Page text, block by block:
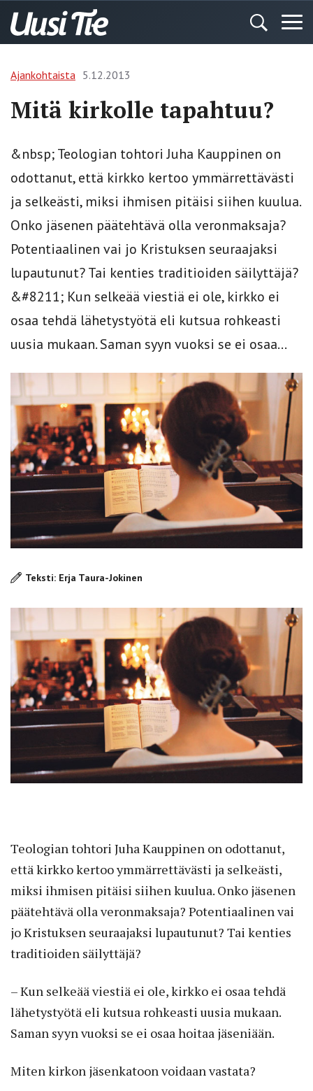
Ajankohtaista 5.12.2013
Mitä kirkolle tapahtuu?
&nbsp; Teologian tohtori Juha Kauppinen on
odottanut, että kirkko kertoo ymmärrettävästi
ja selkeästi, miksi ihmisen pitäisi siihen kuulua.
Onko jäsenen päätehtävä olla veronmaksaja?
Potentiaalinen vai jo Kristuksen seuraajaksi
lupautunut? Tai kenties traditioiden säilyttäjä?
&#8211; Kun selkeää viestiä ei ole, kirkko ei
osaa tehdä lähetystyötä eli kutsua rohkeasti
uusia mukaan. Saman syyn vuoksi se ei osaa...
Teksti: Erja Taura-Jokinen
Teologian tohtori Juha Kauppinen on odottanut,
että kirkko kertoo ymmärrettävästi ja selkeästi,
miksi ihmisen pitäisi siihen kuulua. Onko jäsenen
päätehtävä olla veronmaksaja? Potentiaalinen vai
jo Kristuksen seuraajaksi lupautunut? Tai kenties
traditioiden säilyttäjä?
– Kun selkeää viestiä ei ole, kirkko ei osaa tehdä
lähetystyötä eli kutsua rohkeasti uusia mukaan.
Saman syyn vuoksi se ei osaa hoitaa jäseniään.
Miten kirkon jäsenkatoon voidaan vastata?